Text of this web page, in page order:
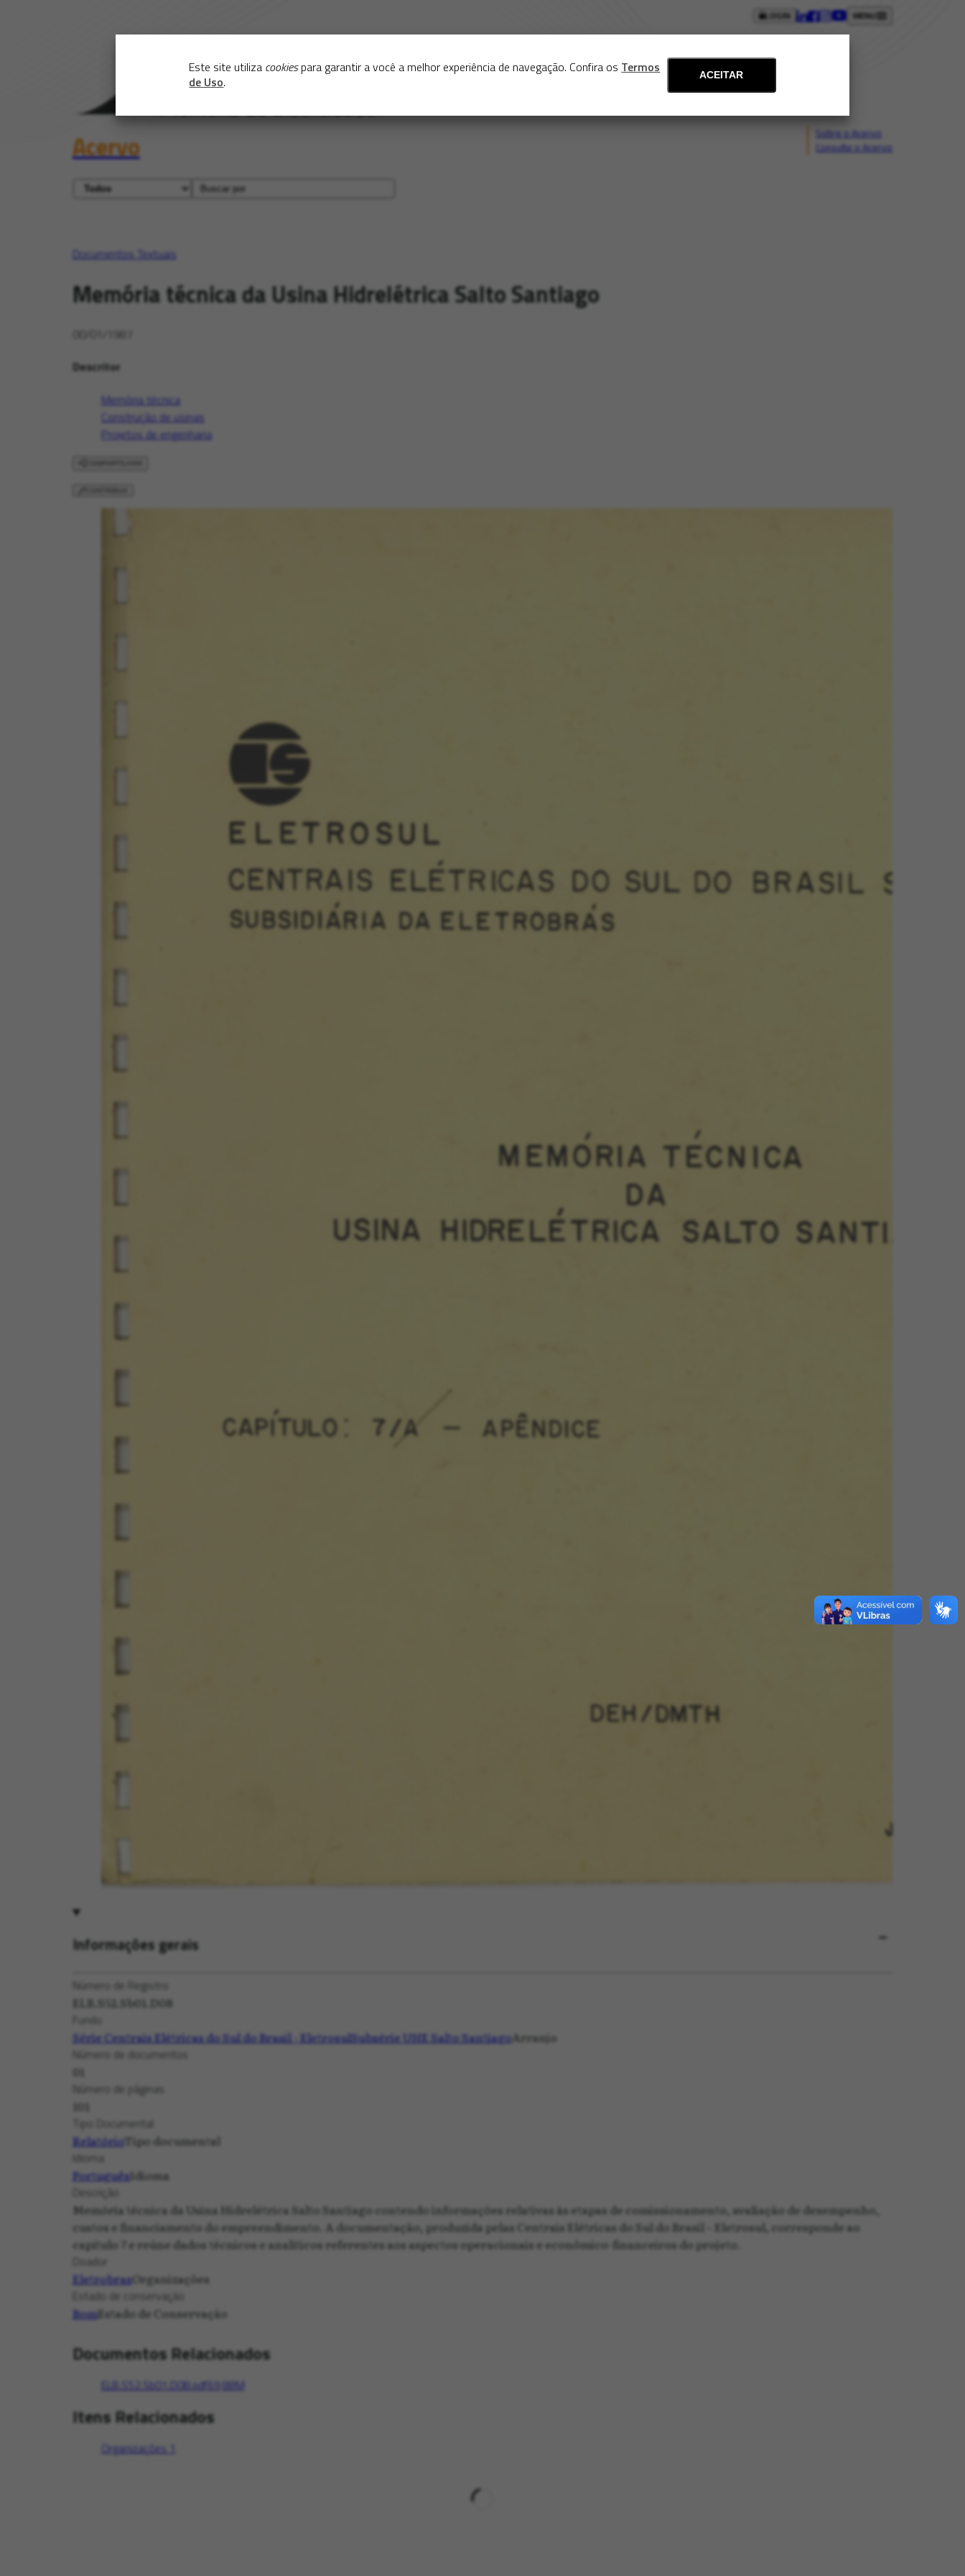
Este site utiliza cookiespara garantir a você a melhor experiência de navegação. Confira os Termos
de Uso. ACEITAR
LOGIN
Acervo
Sobre o Acervo
Consulte o Acervo
Documentos Textuais
Memória técnica da Usina Hidrelétrica Salto Santiago
00/01/1987
Descritor
Memória técnica
Construção de usinas
Projetos de engenharia
Informações gerais
Número de Registro
ELB.S52.Sb01.D08
Fundo
Série Centrais Elétricas do Sul do Brasil - EletrosulSubsérie UHE Salto SantiagoArranjo
Número de documentos
01
Número de páginas
101
Tipo Documental
RelatórioTipo documental
Idioma
PortuguêsIdioma
Descrição
Memória técnica da Usina Hidrelétrica Salto Santiago contendo informações relativas às etapas de comissionamento, avaliação de desempenho,
custos e financiamento do empreendimento. A documentação, produzida pelas Centrais Elétricas do Sul do Brasil – Eletrosul, corresponde ao
capítulo 7 e reúne dados técnicos e analíticos referentes aos aspectos operacionais e econômico-financeiros do projeto.
Doador
EletrobrasOrganizações
Estado de conservação
BomEstado de Conservação
Documentos Relacionados
ELB.S52.Sb01.D08.pdf69,88M
Itens Relacionados
Organizações